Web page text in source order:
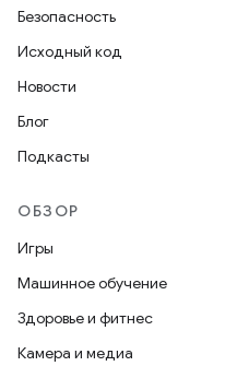
Безопасность
Исходный код
Новости
Блог
Подкасты
ОБЗОР
Игры
Машинное обучение
Здоровье и фитнес
Камера и медиа